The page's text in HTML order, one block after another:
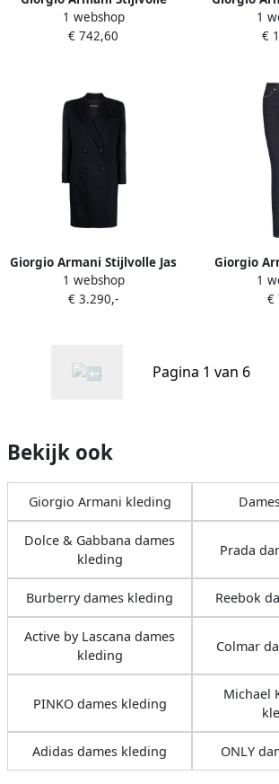
broeken voor mannen
Brown Dames
1 webshop
€ 742,60
Shirt voor
1
€
Giorgio Armani Stijlvolle Jas
voor Mannen en Vrouwen
Blue Dames
1 webshop
€ 3.290,-
Giorgio
Zakken1
€
Pagina 1 van 6
Bekijk ook
Giorgio Armani kleding
Dolce & Gabbana dames
kleding
Prada
Burberry dames kleding Reebok
Active by Lascana dames
kleding
Colmar
PINKO dames kleding
Michael
Adidas dames kleding ONLY